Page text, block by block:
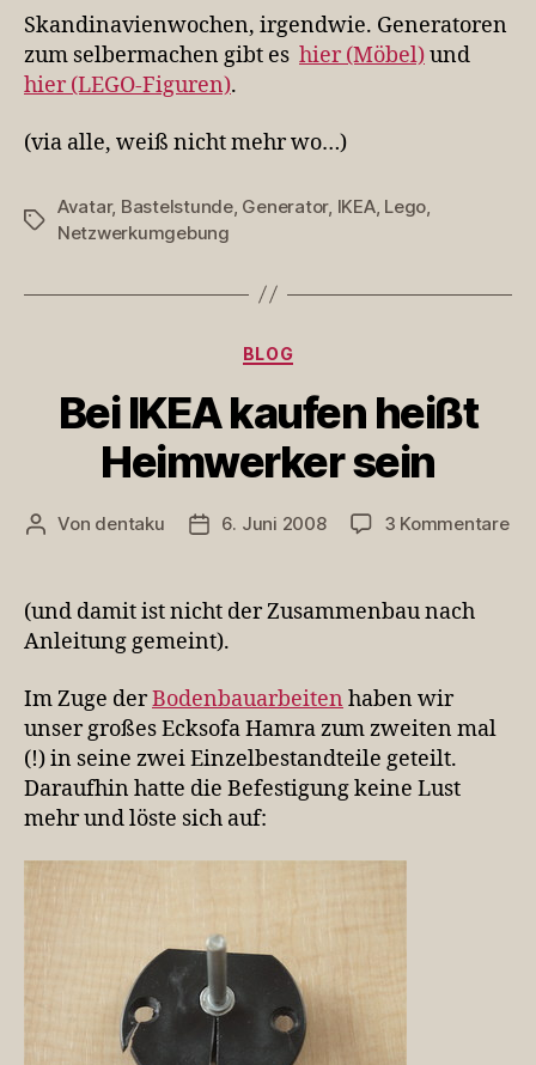
Skandinavienwochen, irgendwie. Generatoren
zum selbermachen gibt es hier (Möbel)und
hier (LEGO-Figuren).
(via alle, weiß nicht mehr wo…)
Schlagwörter
Avatar, Bastelstunde, Generator, IKEA, Lego
Netzwerkumgebung
Kategorien
BLOG
Bei IKEA kaufen heißt
Heimwerker sein
Beitragsautor
Von dentaku Veröffentlichungsdatum
6. Juni 2008 3 Kommentarezu
(und damit ist nicht der Zusammenbau nach
Anleitung gemeint).
Im Zuge derBodenbauarbeiten haben wir
unser großes Ecksofa Hamra zum zweiten mal
(!) in seine zwei Einzelbestandteile geteilt.
Daraufhin hatte die Befestigung keine Lust
mehr und löste sich auf: